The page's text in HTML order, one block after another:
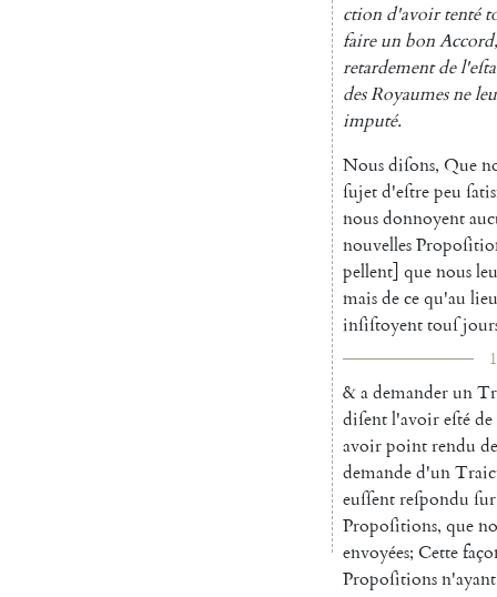
ction d'avoir tenté
faire un bonAccord,
retardement de
desRoyaumesne
imputé.
Nousdiſons, Que
ſujetd'eſtrepeu
nousdonnoyent
nouvelles
pellent quenous
maisdecequ'au lieu
inſiſtoyenttouſ
&ademanderun
diſentl'avoireſtéde
avoirpointrendu de
demanded'un
euſſentreſpondu ſur
Propoſitions, que
envoyées; Cette
Propoſitionsn'ayant